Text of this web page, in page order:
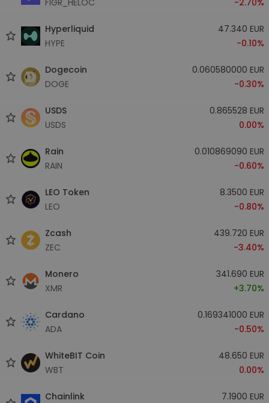
Hyperliquid
HYPE
47.340 EUR
-0.10%
Dogecoin
DOGE
0.060580000 EUR
-0.30%
USDS
USDS
0.865528 EUR
0.00%
Rain
RAIN
0.010869090 EUR
-0.60%
LEO Token
LEO
8.3500 EUR
-0.80%
Zcash
ZEC
439.720 EUR
-3.40%
Monero
XMR
341.690 EUR
+3.70%
Cardano
ADA
0.169341000 EUR
-0.50%
WhiteBIT Coin
WBT
48.650 EUR
0.00%
Chainlink
7.1900 EUR